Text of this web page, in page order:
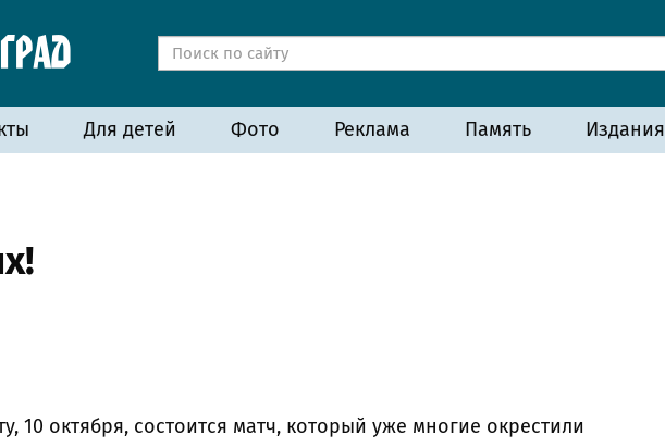
Для детей Фото Реклама Память Издания
10 октября, состоится матч, который уже многие окрестили